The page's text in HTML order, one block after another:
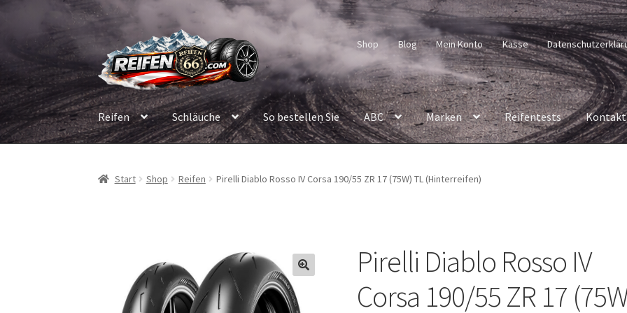
Navigation
springen
Inhalt
springen
Shop Blog Mein Konto Kasse
Reifen Schläuche So bestellen Sie ABC Marken Reifentests Kontakt
Start Shop Reifen Pirelli Diablo Rosso IV Corsa 190/55 ZR 17 (75W) TL (Hinterreifen)
Pirelli Diablo Rosso IV
Corsa 190/55 ZR 17